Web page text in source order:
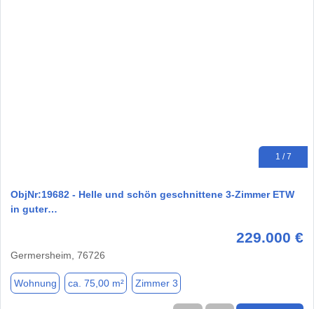
1 / 7
ObjNr:19682 - Helle und schön geschnittene 3-Zimmer ETW
in guter…
229.000 €
Germersheim, 76726
Wohnung ca. 75,00 m² Zimmer 3